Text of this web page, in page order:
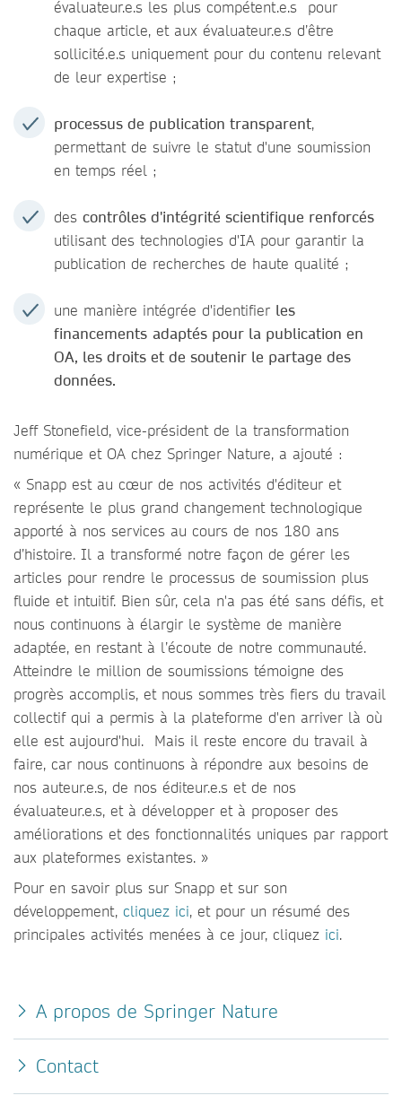
évaluateur.e.s les plus compétent.e.s pour
chaque article, et aux évaluateur.e.s d’être
sollicité.e.s uniquement pour du contenu relevant
de leur expertise ;
processus de publication transparent,
permettant de suivre le statut d'une soumission
en temps réel ;
des contrôles d'intégrité scientifique renforcés
utilisant des technologies d'IA pour garantir la
publication de recherches de haute qualité ;
une manière intégrée d'identifier les
financements adaptés pour la publication en
OA, les droits et de soutenir le partage des
données.
Jeff Stonefield, vice-président de la transformation
numérique et OA chez Springer Nature, a ajouté :
« Snapp est au cœur de nos activités d'éditeur et
représente le plus grand changement technologique
apporté à nos services au cours de nos 180 ans
d’histoire. Il a transformé notre façon de gérer les
articles pour rendre le processus de soumission plus
fluide et intuitif. Bien sûr, cela n'a pas été sans défis, et
nous continuons à élargir le système de manière
adaptée, en restant à l’écoute de notre communauté.
Atteindre le million de soumissions témoigne des
progrès accomplis, et nous sommes très fiers du travail
collectif qui a permis à la plateforme d'en arriver là où
elle est aujourd'hui. Mais il reste encore du travail à
faire, car nous continuons à répondre aux besoins de
nos auteur.e.s, de nos éditeur.e.s et de nos
évaluateur.e.s, et à développer et à proposer des
améliorations et des fonctionnalités uniques par rapport
aux plateformes existantes. »
Pour en savoir plus sur Snapp et sur son
développement, cliquez ici, et pour un résumé des
principales activités menées à ce jour, cliquez ici.
A propos de Springer Nature
Contact